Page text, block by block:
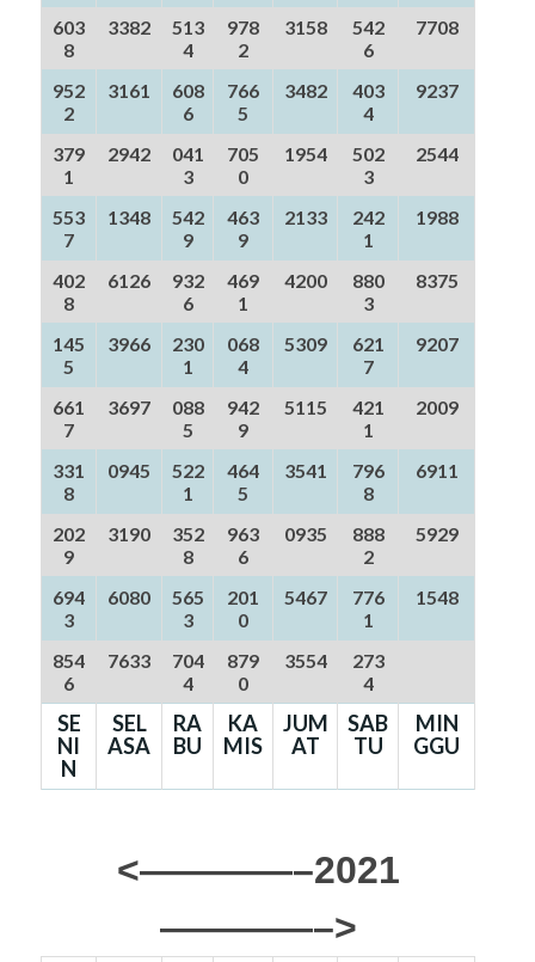
603
8
3382
513
4
978
2
3158
542
6
7708
952
2
3161
608
6
766
5
3482
403
4
9237
379
1
2942
041
3
705
0
1954
502
3
2544
553
7
1348
542
9
463
9
2133
242
1
1988
402
8
6126
932
6
469
1
4200
880
3
8375
145
5
3966
230
1
068
4
5309
621
7
9207
661
7
3697
088
5
942
9
5115
421
1
2009
331
8
0945
522
1
464
5
3541
796
8
6911
202
9
3190
352
8
963
6
0935
888
2
5929
694
3
6080
565
3
201
0
5467
776
1
1548
854
6
7633
704
4
879
0
3554
273
4
SE
NI
N
SEL
ASA
RA
BU
KA
MIS
JUM
AT
SAB
TU
MIN
GGU
<————–2021
————–>